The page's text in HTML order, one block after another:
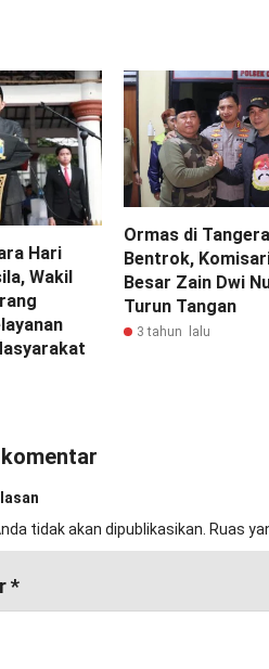
Hari
Wakil
Ormas di
Bentrok,
Besar Zain Dwi
Turun Tangan
3 tahun lalu
tidak akan dipublikasikan. Ruas
*